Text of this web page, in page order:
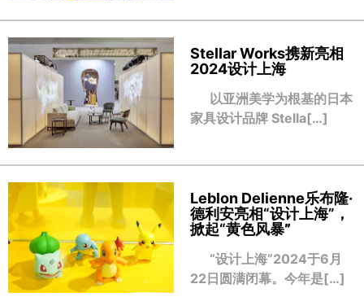
Stellar Works携新亮相
2024设计上海
以亚洲美学为根基的日本
家具设计品牌 Stella[…]
Leblon Delienne乐布隆·
德利安亮相“设计上海”，
掀起“黄色风暴”
“设计上海”2024于6月
22日圆满闭幕。今年是[…]